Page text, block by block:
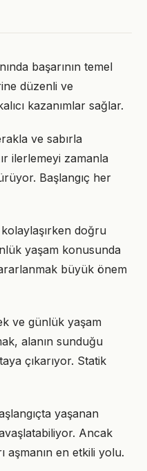
başarının temel
düzenli ve
kazanımlar sağlar.
ve sabırla
ilerlemeyi zamanla
Başlangıç her
doğru
yaşam konusunda
büyük önem
ve günlük yaşam
alanın sunduğu
çıkarıyor. Statik
yaşanan
Ancak
aşmanın en etkili yolu.